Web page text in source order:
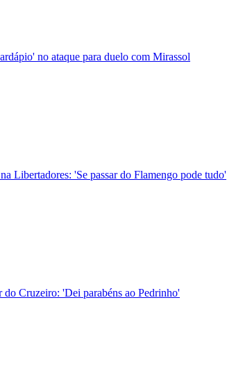
no ataque para duelo com Mirassol
Libertadores: 'Se passar do Flamengo pode tudo'
Cruzeiro: 'Dei parabéns ao Pedrinho'